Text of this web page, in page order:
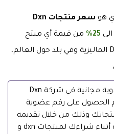
هو سعر منتجات Dxn
25%
من قيمة أي منتج
تقوم بشراءه من فروع شركة Dxn الماليزية وفي بلد حول العالم،
التسجيل بعضوية مجانية في شركة Dxn
ثم الحصول على رقم عضوية
وذلك من خلال تقديمه
لموظف شركة Dxn الماليزية أثناء شراءك لمنتجات dxn و